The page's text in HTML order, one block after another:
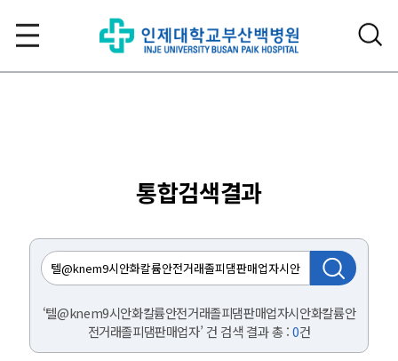
통합검색결과
‘텔@knem9시안화칼륨안전거래졸피댐판매업자시안화칼륨안
전거래졸피댐판매업자’ 건 검색 결과 총 :0건